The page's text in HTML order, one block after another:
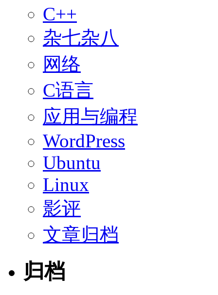
C++
杂七杂八
网络
C语言
应用与编程
WordPress
Ubuntu
Linux
影评
文章归档
归档